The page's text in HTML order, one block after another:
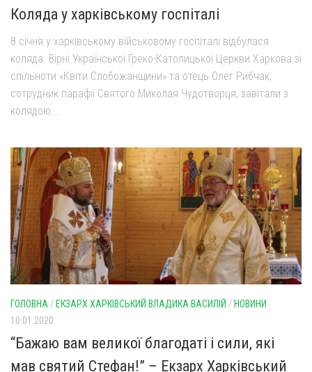
Коляда у харківському госпіталі
8 січня у харківському військовому госпіталі відбулася
коляда. Вірні Української Греко-Католицької Церкви Харкова зі
спільноти «Квіти Слобожанщини» та отець Олег Рибчак,
сотрудник парафії Святого Миколая Чудотворця, завітали з
колядою...
ГОЛОВНА / ЕКЗАРХ ХАРКІВСЬКИЙ ВЛАДИКА ВАСИЛІЙ / НОВИНИ
10.01.2020
“Бажаю вам великої благодаті і сили, які
мав святий Стефан!” – Екзарх Харківський